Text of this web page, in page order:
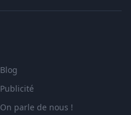
Blog
Publicité
On parle de nous !